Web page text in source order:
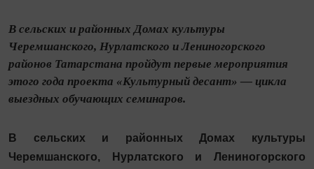
В сельских и районных Домах культуры
Черемшанского, Нурлатского и Лениногорского
районов Татарстана пройдут первые мероприятия
этого года проекта «Культурный десант» — цикла
выездных обучающих семинаров.
В сельских и районных Домах культуры
Черемшанского, Нурлатского и Лениногорского